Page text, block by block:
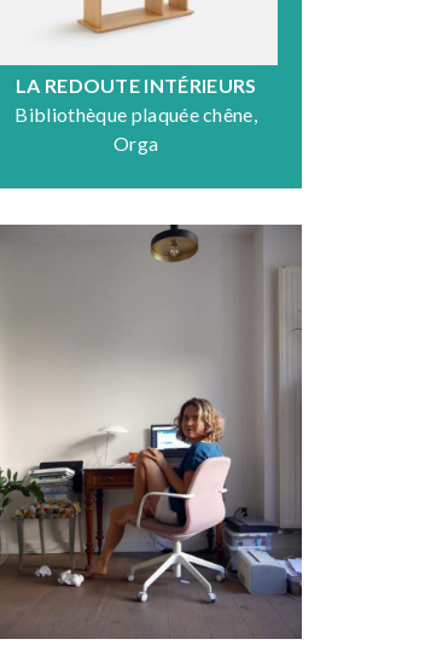
LA REDOUTE INTÉRIEURS
Bibliothèque plaquée chêne,
Orga